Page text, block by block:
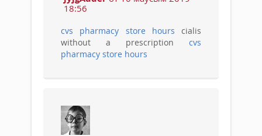
18:56
cvs pharmacy store hours cialis
without a prescription cvs
pharmacy store hours